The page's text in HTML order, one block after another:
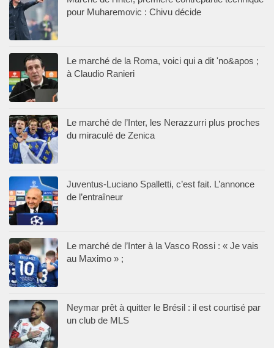
pour Muharemovic : Chivu décide
Le marché de la Roma, voici qui a dit 'no&apos ;
à Claudio Ranieri
Le marché de l’Inter, les Nerazzurri plus proches
du miraculé de Zenica
Juventus-Luciano Spalletti, c’est fait. L’annonce
de l’entraîneur
Le marché de l’Inter à la Vasco Rossi : « Je vais
au Maximo » ;
Neymar prêt à quitter le Brésil : il est courtisé par
un club de MLS